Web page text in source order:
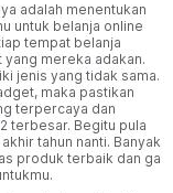
adalah menentukan
untuk belanja online
tempat belanja
mereka adakan.
jenis yang tidak sama.
maka pastikan
terpercaya dan
terbesar. Begitu pula
tahun nanti. Banyak
produk terbaik dan ga